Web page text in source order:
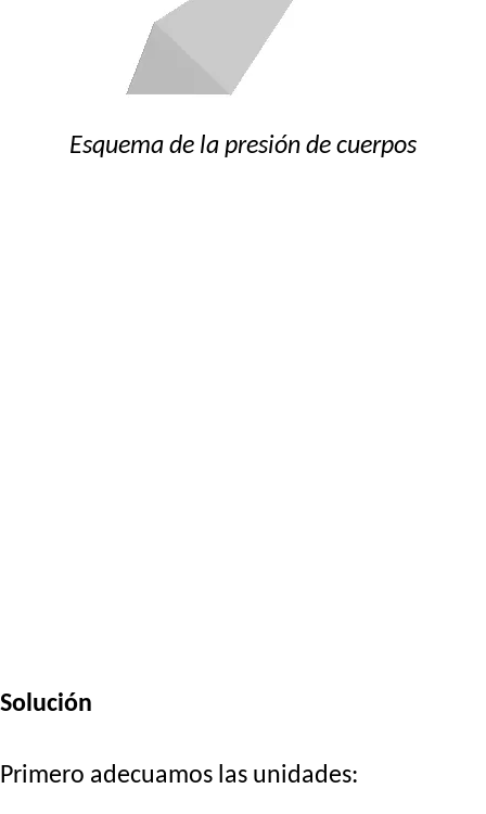
Esquema de la presión de cuerpos
Solución
Primero adecuamos las unidades: